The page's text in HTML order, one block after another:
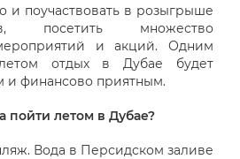
и поучаствовать в розыгрыше
посетить множество
и акций. Одним
отдых в Дубае будет
и финансово приятным.
пойти летом в Дубае?
Вода в Персидском заливе